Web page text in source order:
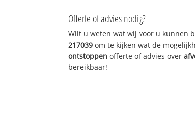
Offerte of advies nodig?
Wilt u weten wat wij voor u kunnen
217039 om te kijken wat de
ontstoppen offerte of advies over
bereikbaar!